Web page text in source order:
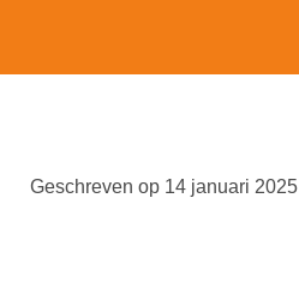
Geschreven op 14 januari 2025